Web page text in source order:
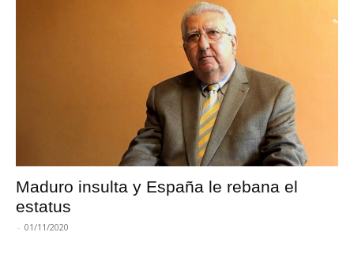
Maduro insulta y España le rebana el
estatus
- 01/11/2020